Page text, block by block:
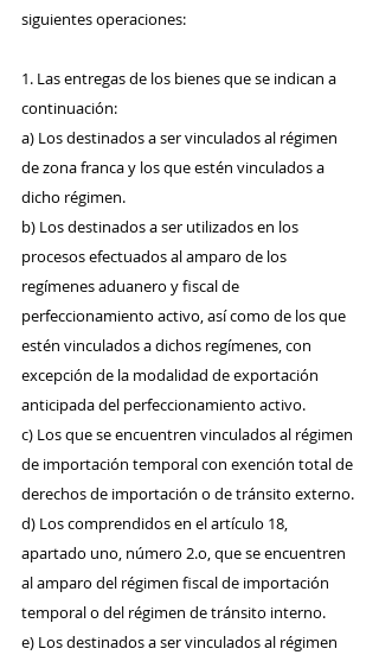
siguientes operaciones:
1. Las entregas de los bienes que se indican a
continuación:
a) Los destinados a ser vinculados al régimen
de zona franca y los que estén vinculados a
dicho régimen.
b) Los destinados a ser utilizados en los
procesos efectuados al amparo de los
regímenes aduanero y fiscal de
perfeccionamiento activo, así como de los que
estén vinculados a dichos regímenes, con
excepción de la modalidad de exportación
anticipada del perfeccionamiento activo.
c) Los que se encuentren vinculados al régimen
de importación temporal con exención total de
derechos de importación o de tránsito externo.
d) Los comprendidos en el artículo 18,
apartado uno, número 2.o, que se encuentren
al amparo del régimen fiscal de importación
temporal o del régimen de tránsito interno.
e) Los destinados a ser vinculados al régimen